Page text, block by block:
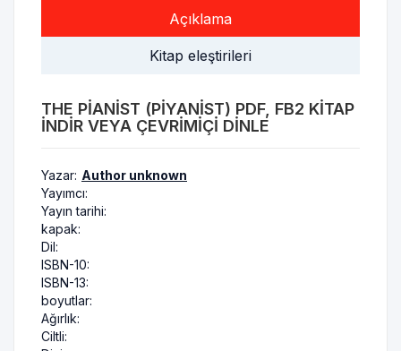
Açıklama
Kitap eleştirileri
THE PIANIST (PIYANIST) PDF, FB2 KITAP
INDIR VEYA ÇEVRIMIÇI DINLE
Yazar: Author unknown
Yayımcı:
Yayın tarihi:
kapak:
Dil:
ISBN-10:
ISBN-13:
boyutlar:
Ağırlık:
Ciltli: